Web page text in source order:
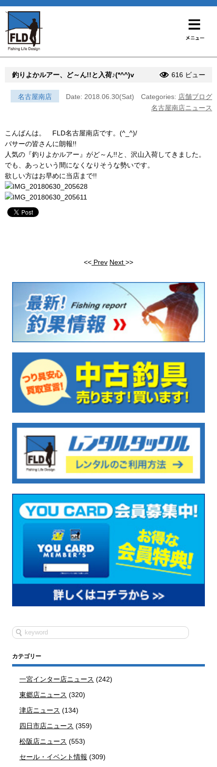
釣りよかルアー、ど～ん!!と入荷♪(*^^)v 616 ビュー
名古屋南店 Date: 2018.06.30(Sat) Categories: 店舗ブログ
名古屋南店ニュース
こんばんは。 FLD名古屋南店です。(^_^)/
バサーの皆さんに朗報!!
人気の『釣りよかルアー』がど～ん!!と、沢山入荷してきました。
でも、あっという間になくなりそうな勢いです。
欲しい方はお早めに当店まで!!
<< Prev Next >>
カテゴリー
一宮インター店ニュース (242)
東郷店ニュース (320)
津店ニュース (134)
四日市店ニュース (359)
松阪店ニュース (553)
セール・イベント情報 (309)